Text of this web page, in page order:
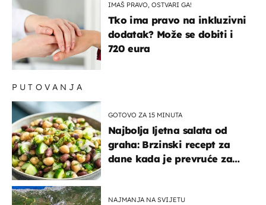
IMAŠ PRAVO, OSTVARI GA!
Tko ima pravo na inkluzivni
dodatak? Može se dobiti i
720 eura
PUTOVANJA
GOTOVO ZA 15 MINUTA
Najbolja ljetna salata od
graha: Brzinski recept za
dane kada je prevruće za
NAJMANJA NA SVIJETU